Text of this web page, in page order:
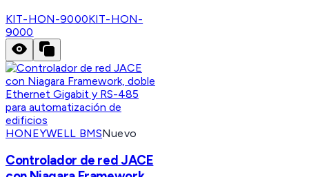
KIT-HON-9000KIT-HON-
9000
HONEYWELL BMSNuevo
Controlador de red JACE